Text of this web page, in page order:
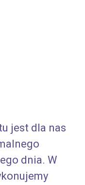
jest dla nas
dnia. W